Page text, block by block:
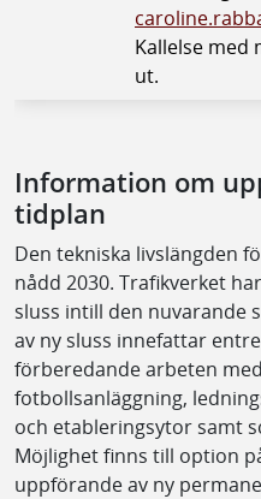
Kallelse med
ut.
Information om
tidplan
Den tekniska livslängden
nådd 2030. Trafikverket
sluss intill den nuvarande
av ny sluss innefattar
förberedande arbeten
fotbollsanläggning,
och etableringsytor samt
Möjlighet finns till option
uppförande av ny